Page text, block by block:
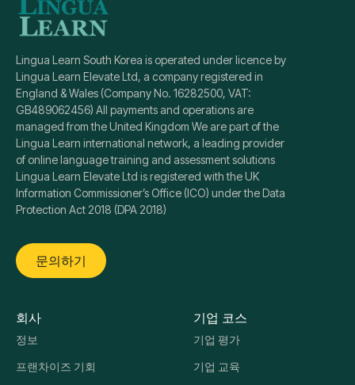
Lingua Learn South Korea is operated under licence by
Lingua Learn Elevate Ltd, a company registered in
GB489062456) All payments and operations are
managed from the United Kingdom We are part of the
Lingua Learn international network, a leading provider
Lingua Learn Elevate Ltd is registered with the UK
Information Commissioner’s Office (ICO) under the Data
Protection Act 2018 (DPA 2018)